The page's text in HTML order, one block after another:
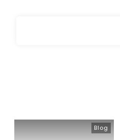
Blog